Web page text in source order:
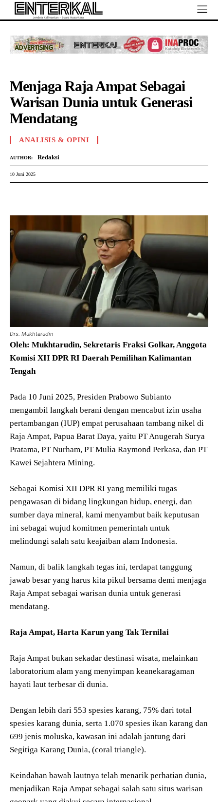
Menjaga Raja Ampat Sebagai
Warisan Dunia untuk Generasi
Mendatang
ANALISIS & OPINI
AUTHOR: Redaksi
10 Juni 2025
Drs. Mukhtarudin
Oleh: Mukhtarudin, Sekretaris Fraksi Golkar, Anggota
Komisi XII DPR RI Daerah Pemilihan Kalimantan
Tengah
Pada 10 Juni 2025, Presiden Prabowo Subianto
mengambil langkah berani dengan mencabut izin usaha
pertambangan (IUP) empat perusahaan tambang nikel di
Raja Ampat, Papua Barat Daya, yaitu PT Anugerah Surya
Pratama, PT Nurham, PT Mulia Raymond Perkasa, dan PT
Kawei Sejahtera Mining.
Sebagai Komisi XII DPR RI yang memiliki tugas
pengawasan di bidang lingkungan hidup, energi, dan
sumber daya mineral, kami menyambut baik keputusan
ini sebagai wujud komitmen pemerintah untuk
melindungi salah satu keajaiban alam Indonesia.
Namun, di balik langkah tegas ini, terdapat tanggung
jawab besar yang harus kita pikul bersama demi menjaga
Raja Ampat sebagai warisan dunia untuk generasi
mendatang.
Raja Ampat, Harta Karun yang Tak Ternilai
Raja Ampat bukan sekadar destinasi wisata, melainkan
laboratorium alam yang menyimpan keanekaragaman
hayati laut terbesar di dunia.
Dengan lebih dari 553 spesies karang, 75% dari total
spesies karang dunia, serta 1.070 spesies ikan karang dan
699 jenis moluska, kawasan ini adalah jantung dari
Segitiga Karang Dunia, (coral triangle).
Keindahan bawah lautnya telah menarik perhatian dunia,
menjadikan Raja Ampat sebagai salah satu situs warisan